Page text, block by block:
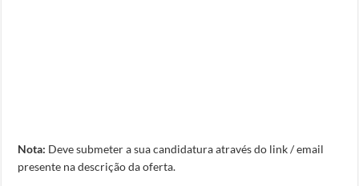
Nota: Deve submeter a sua candidatura através do link / email
presente na descrição da oferta.